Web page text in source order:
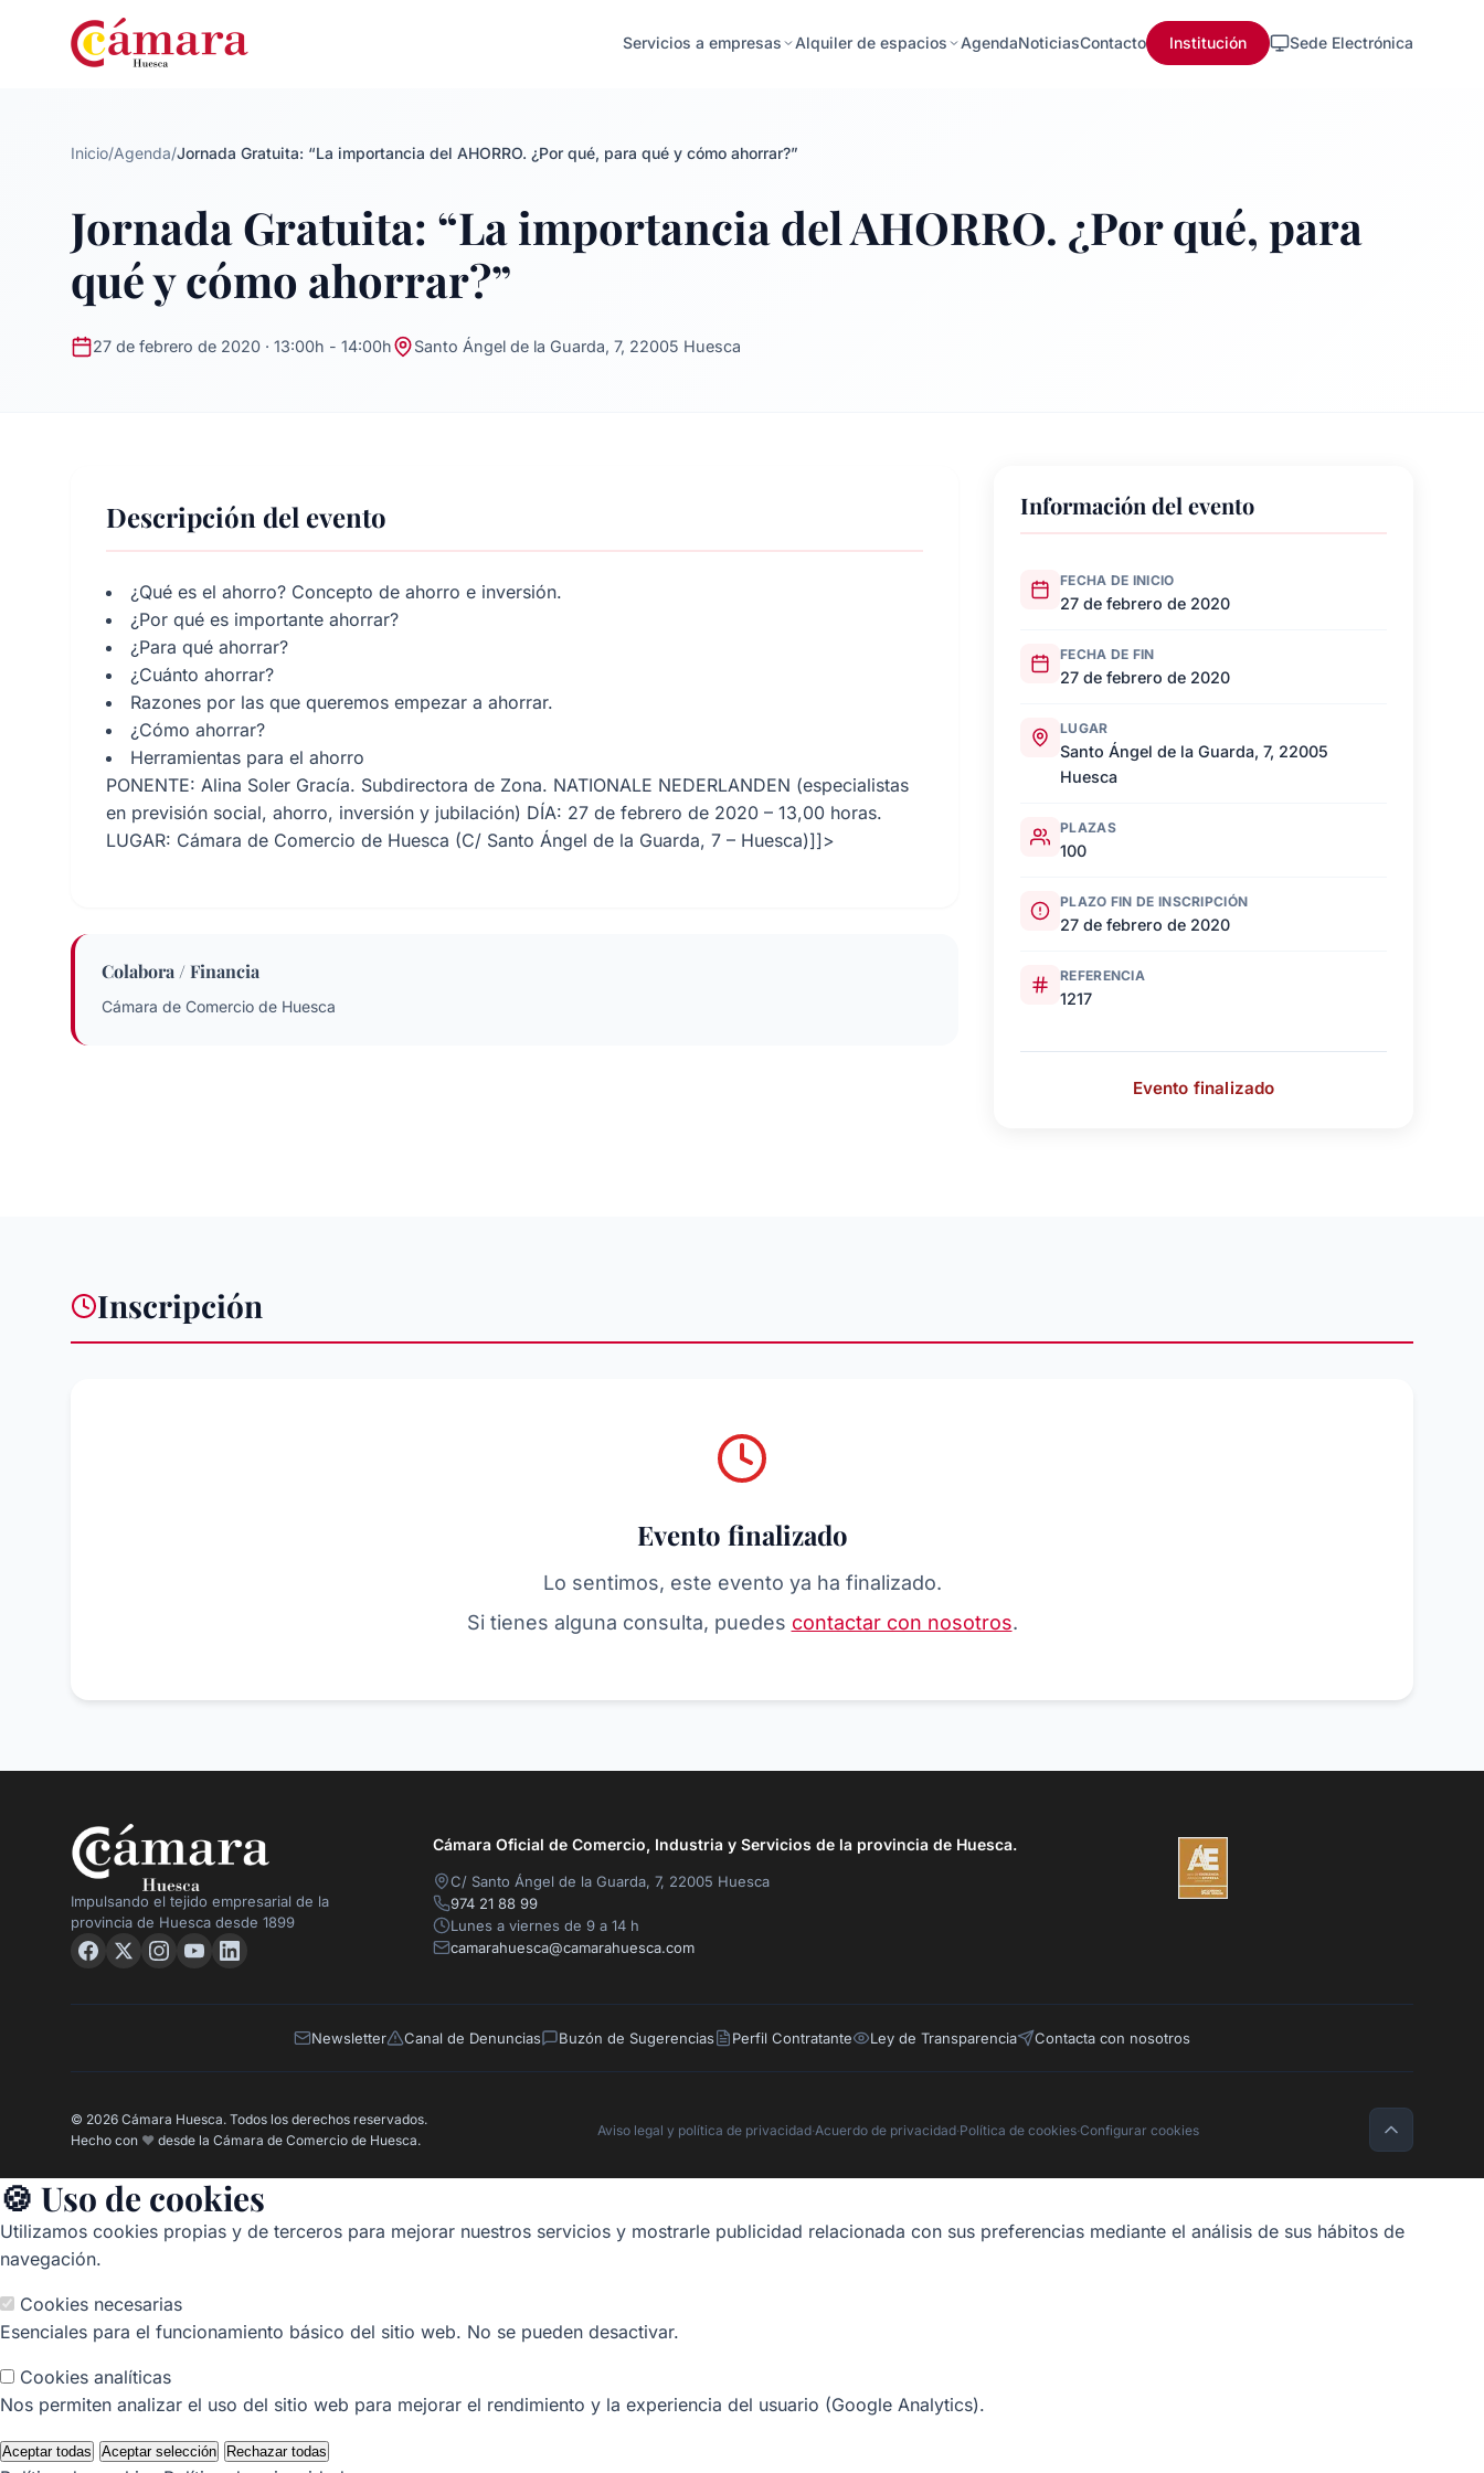
Servicios a empresas Alquiler de espacios AgendaNoticiasContacto Institución Sede Electrónica
Inicio/Agenda/Jornada Gratuita: “La importancia del AHORRO. ¿Por qué, para qué y cómo ahorrar?”
Jornada Gratuita: “La importancia del AHORRO. ¿Por qué, para
qué y cómo ahorrar?”
27 de febrero de 2020 · 13:00h - 14:00h Santo Ángel de la Guarda, 7, 22005 Huesca
Descripción del evento
¿Qué es el ahorro? Concepto de ahorro e inversión.
¿Por qué es importante ahorrar?
¿Para qué ahorrar?
¿Cuánto ahorrar?
Razones por las que queremos empezar a ahorrar.
¿Cómo ahorrar?
Herramientas para el ahorro
PONENTE: Alina Soler Gracía. Subdirectora de Zona. NATIONALE NEDERLANDEN (especialistas
en previsión social, ahorro, inversión y jubilación) DÍA: 27 de febrero de 2020 – 13,00 horas.
LUGAR: Cámara de Comercio de Huesca (C/ Santo Ángel de la Guarda, 7 – Huesca)]]>
Colabora / Financia
Cámara de Comercio de Huesca
Información del evento
FECHA DE INICIO
27 de febrero de 2020
FECHA DE FIN
27 de febrero de 2020
LUGAR
Santo Ángel de la Guarda, 7, 22005
Huesca
PLAZAS
100
PLAZO FIN DE INSCRIPCIÓN
27 de febrero de 2020
REFERENCIA
1217
Evento finalizado
Inscripción
Evento finalizado
Lo sentimos, este evento ya ha finalizado.
Si tienes alguna consulta, puedes contactar con nosotros.
Impulsando el tejido empresarial de la
provincia de Huesca desde 1899
Cámara Oficial de Comercio, Industria y Servicios de la provincia de Huesca.
C/ Santo Ángel de la Guarda, 7, 22005 Huesca
974 21 88 99
Lunes a viernes de 9 a 14 h
camarahuesca@camarahuesca.com
Newsletter Canal de Denuncias Buzón de Sugerencias Perfil Contratante Ley de Transparencia Contacta con nosotros
© 2026 Cámara Huesca. Todos los derechos reservados.
Hecho con ❤️ desde la Cámara de Comercio de Huesca.
Aviso legal y política de privacidad·Acuerdo de privacidad·Política de cookies·Configurar cookies
🍪 Uso de cookies
Utilizamos cookies propias y de terceros para mejorar nuestros servicios y mostrarle publicidad relacionada con sus preferencias mediante el análisis de sus hábitos de
navegación.
Cookies necesarias
Esenciales para el funcionamiento básico del sitio web. No se pueden desactivar.
Cookies analíticas
Nos permiten analizar el uso del sitio web para mejorar el rendimiento y la experiencia del usuario (Google Analytics).
Aceptar todas Aceptar selección Rechazar todas